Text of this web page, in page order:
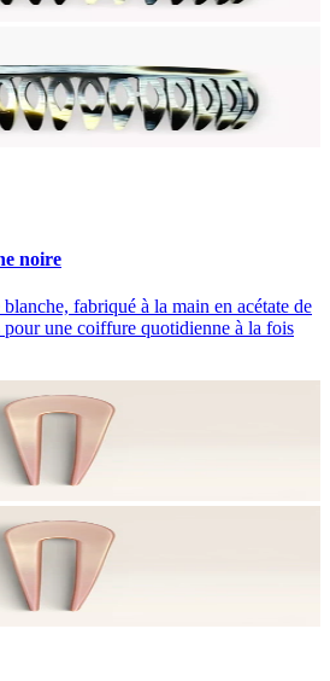
noire
fabriqué à la main en acétate de
pour une coiffure quotidienne à la fois